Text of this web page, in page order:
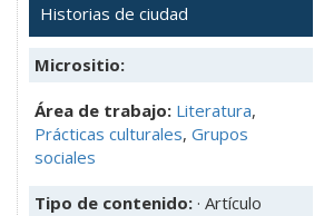
Historias de ciudad
Micrositio:
Área de trabajo: Literatura,
Prácticas culturales, Grupos
sociales
Tipo de contenido: · Artículo